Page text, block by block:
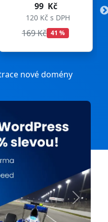
99 Kč
120 Kč s DPH
169 Kč 41 %
nové domény
Next